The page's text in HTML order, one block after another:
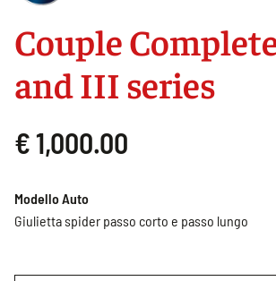
Couple
and III series
€ 1,000.00
Modello Auto
Giulietta spider passo corto e passo lungo